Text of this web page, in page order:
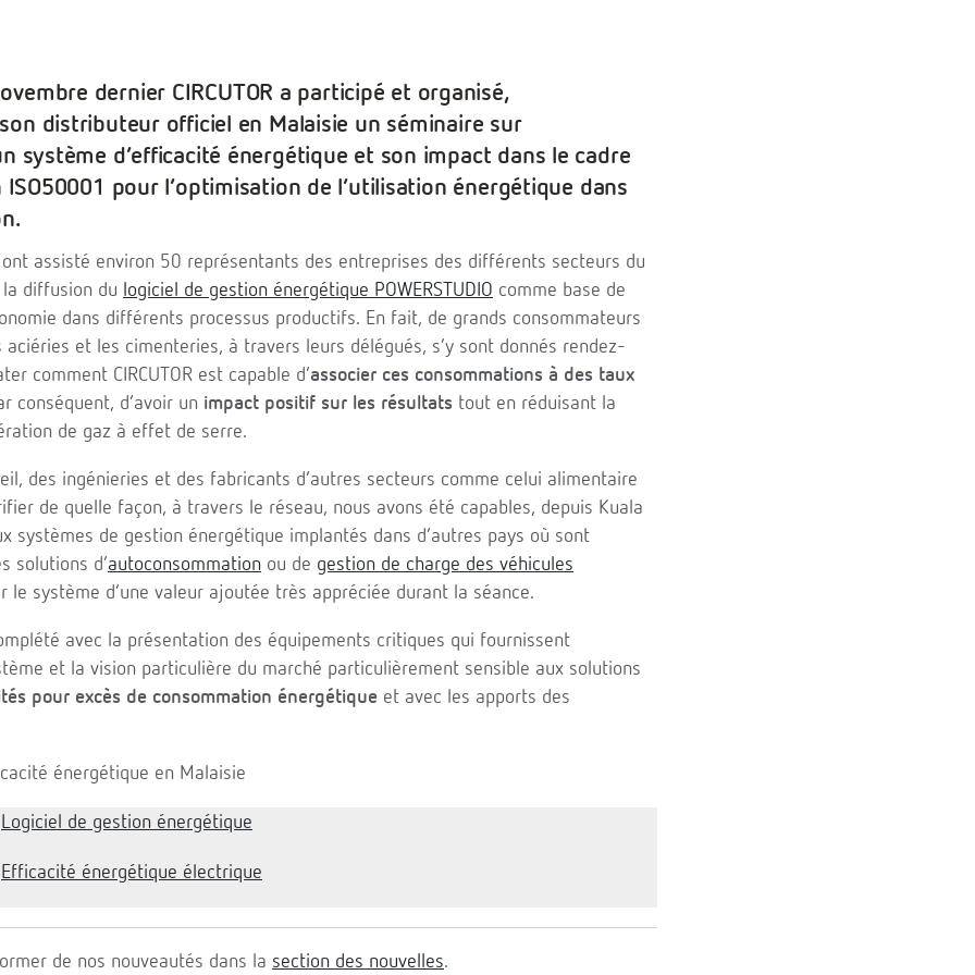
dernier CIRCUTOR a participé et organisé,
distributeur officiel en Malaisie un séminaire sur
système d’efficacité énergétique et son impact dans le cadre
pour l’optimisation de l’utilisation énergétique dans
ont assisté environ 50 représentants des entreprises des différents secteurs du
la diffusion du
logiciel de gestion énergétique POWERSTUDIO comme base de
dans différents processus productifs. En fait, de grands consommateurs
aciéries et les cimenteries, à travers leurs délégués, s’y sont donnés rendez-
comment CIRCUTOR est capable d’associer ces consommations à des taux
conséquent, d’avoir un impact positif sur les résultats tout en réduisant la
de gaz à effet de serre.
des ingénieries et des fabricants d’autres secteurs comme celui alimentaire
de quelle façon, à travers le réseau, nous avons été capables, depuis Kuala
systèmes de gestion énergétique implantés dans d’autres pays où sont
solutions d’autoconsommation ou de gestion de charge des véhicules
le système d’une valeur ajoutée très appréciée durant la séance.
avec la présentation des équipements critiques qui fournissent
et la vision particulière du marché particulièrement sensible aux solutions
pour excès de consommation énergétique et avec les apports des
Logiciel de gestion énergétique
Efficacité énergétique électrique
de nos nouveautés dans la section des nouvelles.